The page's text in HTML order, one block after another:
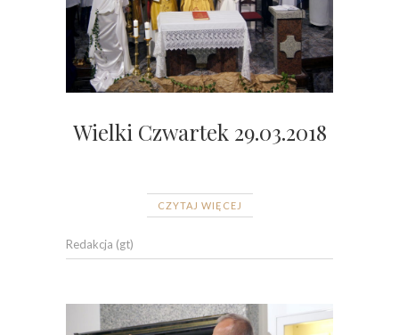
Wielki Czwartek 29.03.2018
CZYTAJ WIĘCEJ
Redakcja (gt)